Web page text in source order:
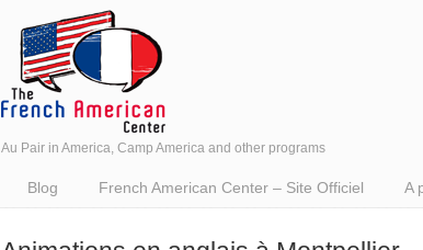
Au Pair in America, Camp America and other programs
Blog French American Center – Site Officiel A